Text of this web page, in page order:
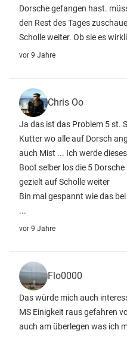
Dorsche gefangen hast.
den Rest des Tages
Scholle weiter. Ob sie es
vor 9 Jahre
Chris Oo
Ja das ist das Problem 5 st.
Kutter wo alle auf Dorsch
auch Mist ... Ich werde
Boot selber los die 5
gezielt auf Scholle weiter
Bin mal gespannt wie das
...
vor 9 Jahre
Flo0000
Das würde mich auch
MS Einigkeit raus gefahren
auch am überlegen was ich